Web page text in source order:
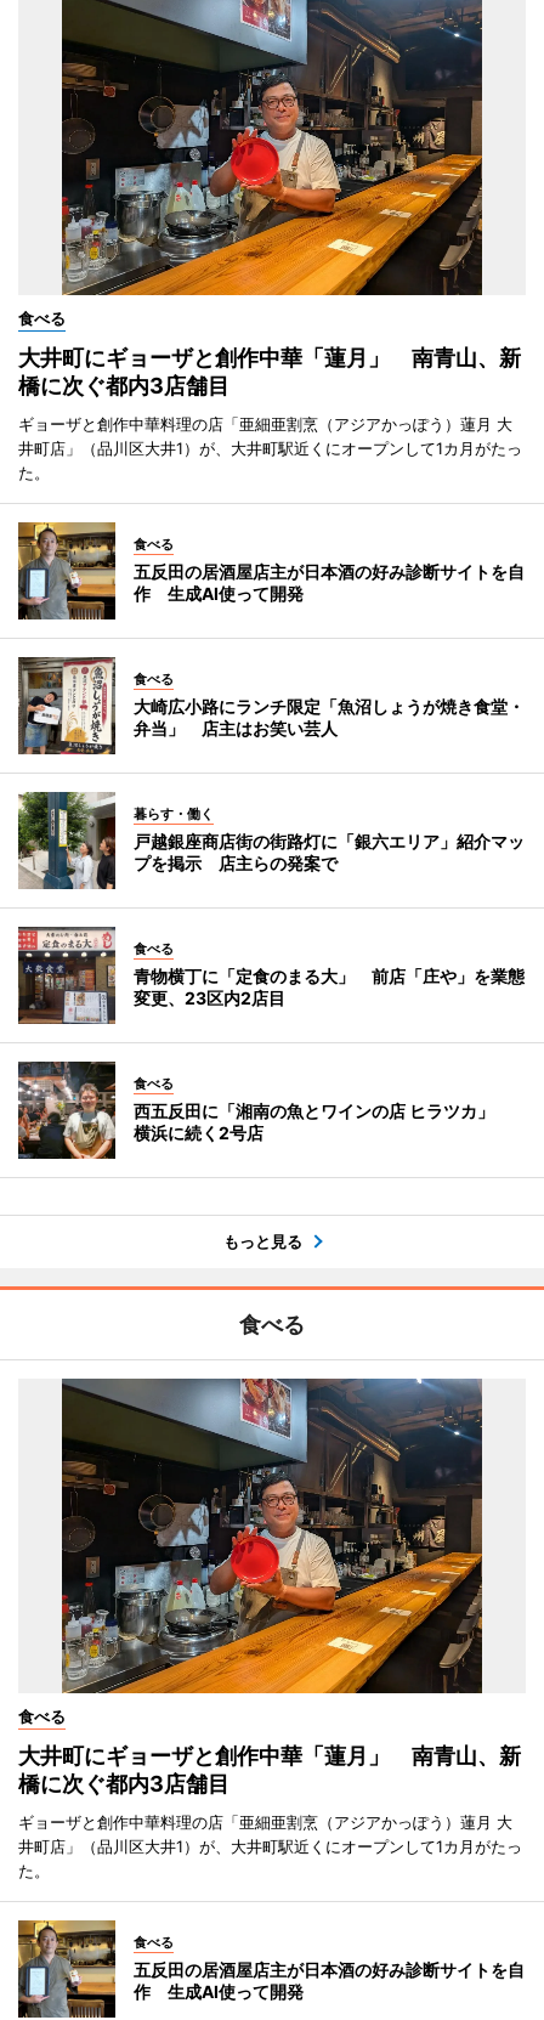
食べる
大井町にギョーザと創作中華「蓮月」 南青山、新
橋に次ぐ都内3店舗目
ギョーザと創作中華料理の店「亜細亜割烹（アジアかっぽう）蓮月 大
井町店」（品川区大井1）が、大井町駅近くにオープンして1カ月がたっ
た。
食べる
五反田の居酒屋店主が日本酒の好み診断サイトを自
作 生成AI使って開発
食べる
大崎広小路にランチ限定「魚沼しょうが焼き食堂・
弁当」 店主はお笑い芸人
暮らす・働く
戸越銀座商店街の街路灯に「銀六エリア」紹介マッ
プを掲示 店主らの発案で
食べる
青物横丁に「定食のまる大」 前店「庄や」を業態
変更、23区内2店目
食べる
西五反田に「湘南の魚とワインの店 ヒラツカ」
横浜に続く2号店
もっと見る
食べる
食べる
大井町にギョーザと創作中華「蓮月」 南青山、新
橋に次ぐ都内3店舗目
ギョーザと創作中華料理の店「亜細亜割烹（アジアかっぽう）蓮月 大
井町店」（品川区大井1）が、大井町駅近くにオープンして1カ月がたっ
た。
食べる
五反田の居酒屋店主が日本酒の好み診断サイトを自
作 生成AI使って開発